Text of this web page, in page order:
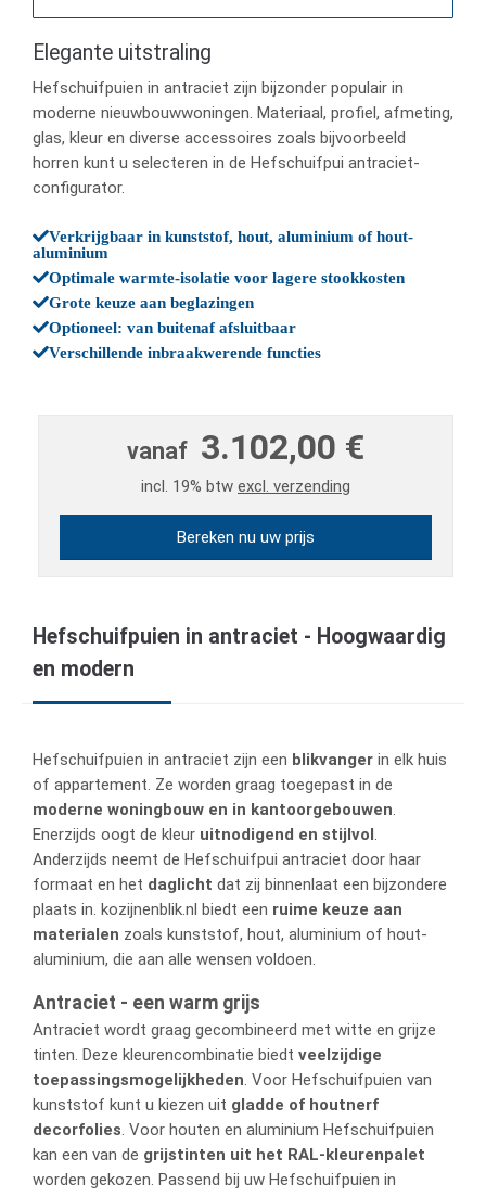
Elegante uitstraling
Hefschuifpuien in antraciet zijn bijzonder populair in
moderne nieuwbouwwoningen. Materiaal, profiel, afmeting,
glas, kleur en diverse accessoires zoals bijvoorbeeld
horren kunt u selecteren in de Hefschuifpui antraciet-
configurator.
Verkrijgbaar in kunststof, hout, aluminium of hout-
aluminium
Optimale warmte-isolatie voor lagere stookkosten
Grote keuze aan beglazingen
Optioneel: van buitenaf afsluitbaar
Verschillende inbraakwerende functies
vanaf 3.102,00 €
incl. 19% btw excl. verzending
Bereken nu uw prijs
Hefschuifpuien in antraciet - Hoogwaardig
en modern
Hefschuifpuien in antraciet zijn een blikvanger in elk huis
of appartement. Ze worden graag toegepast in de
moderne woningbouw en in kantoorgebouwen.
Enerzijds oogt de kleur uitnodigend en stijlvol.
Anderzijds neemt de Hefschuifpui antraciet door haar
formaat en het daglicht dat zij binnenlaat een bijzondere
plaats in. kozijnenblik.nl biedt een ruime keuze aan
materialen zoals kunststof, hout, aluminium of hout-
aluminium, die aan alle wensen voldoen.
Antraciet - een warm grijs
Antraciet wordt graag gecombineerd met witte en grijze
tinten. Deze kleurencombinatie biedt veelzijdige
toepassingsmogelijkheden. Voor Hefschuifpuien van
kunststof kunt u kiezen uit gladde of houtnerf
decorfolies. Voor houten en aluminium Hefschuifpuien
kan een van de grijstinten uit het RAL-kleurenpalet
worden gekozen. Passend bij uw Hefschuifpuien in